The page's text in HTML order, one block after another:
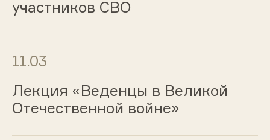
участников СВО
11.03
Лекция «Веденцы в Великой
Отечественной войне»